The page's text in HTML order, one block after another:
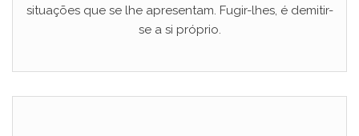
situações que se lhe apresentam. Fugir-lhes, é demitir-
se a si próprio.